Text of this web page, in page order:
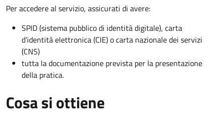
Per accedere al servizio, assicurati di avere:
SPID (sistema pubblico di identità digitale), carta
d’identità elettronica (CIE) o carta nazionale dei servizi
(CNS)
tutta la documentazione prevista per la presentazione
della pratica.
Cosa si ottiene